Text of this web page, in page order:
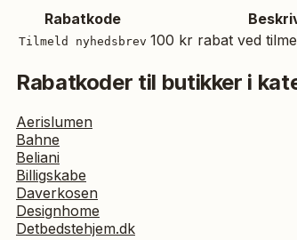
Rabatkode
Tilmeld nyhedsbrev 100 kr rabat ved
Rabatkoder til butikker i
Aerislumen
Bahne
Beliani
Billigskabe
Daverkosen
Designhome
Detbedstehjem.dk